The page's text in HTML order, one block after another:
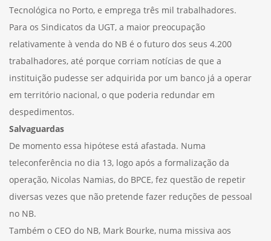
Tecnológica no Porto, e emprega três mil trabalhadores.
Para os Sindicatos da UGT, a maior preocupação
relativamente à venda do NB é o futuro dos seus 4.200
trabalhadores, até porque corriam notícias de que a
instituição pudesse ser adquirida por um banco já a operar
em território nacional, o que poderia redundar em
despedimentos.
Salvaguardas
De momento essa hipótese está afastada. Numa
teleconferência no dia 13, logo após a formalização da
operação, Nicolas Namias, do BPCE, fez questão de repetir
diversas vezes que não pretende fazer reduções de pessoal
no NB.
Também o CEO do NB, Mark Bourke, numa missiva aos